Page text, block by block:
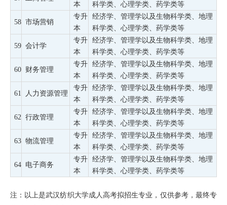
本
科学类、心理学类、药学类等
58 市场营销
专升
本
经济学、管理学以及生物科学类、地理
科学类、心理学类、药学类等
59 会计学
专升
本
经济学、管理学以及生物科学类、地理
科学类、心理学类、药学类等
60 财务管理
专升
本
经济学、管理学以及生物科学类、地理
科学类、心理学类、药学类等
61 人力资源管理
专升
本
经济学、管理学以及生物科学类、地理
科学类、心理学类、药学类等
62 行政管理
专升
本
经济学、管理学以及生物科学类、地理
科学类、心理学类、药学类等
63 物流管理
专升
本
经济学、管理学以及生物科学类、地理
科学类、心理学类、药学类等
64 电子商务
专升
本
经济学、管理学以及生物科学类、地理
科学类、心理学类、药学类等
注：以上是武汉纺织大学成人高考拟招生专业，仅供参考，最终专